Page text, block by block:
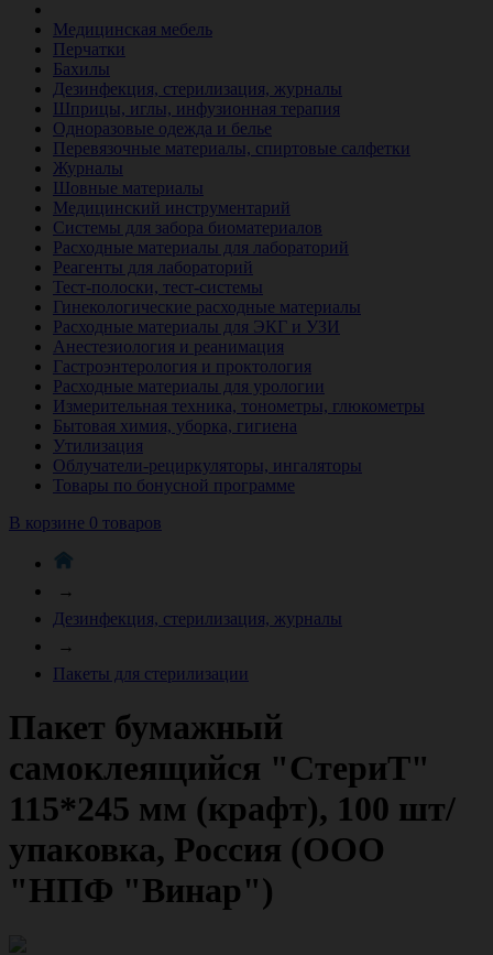
Медицинская мебель
Перчатки
Бахилы
Дезинфекция, стерилизация, журналы
Шприцы, иглы, инфузионная терапия
Одноразовые одежда и белье
Перевязочные материалы, спиртовые салфетки
Журналы
Шовные материалы
Медицинский инструментарий
Системы для забора биоматериалов
Расходные материалы для лабораторий
Реагенты для лабораторий
Тест-полоски, тест-системы
Гинекологические расходные материалы
Расходные материалы для ЭКГ и УЗИ
Анестезиология и реанимация
Гастроэнтерология и проктология
Расходные материалы для урологии
Измерительная техника, тонометры, глюкометры
Бытовая химия, уборка, гигиена
Утилизация
Облучатели-рециркуляторы, ингаляторы
Товары по бонусной программе
В корзине 0 товаров
→
Дезинфекция, стерилизация, журналы
→
Пакеты для стерилизации
Пакет бумажный
самоклеящийся "СтериТ"
115*245 мм (крафт), 100 шт/
упаковка, Россия (ООО
"НПФ "Винар")